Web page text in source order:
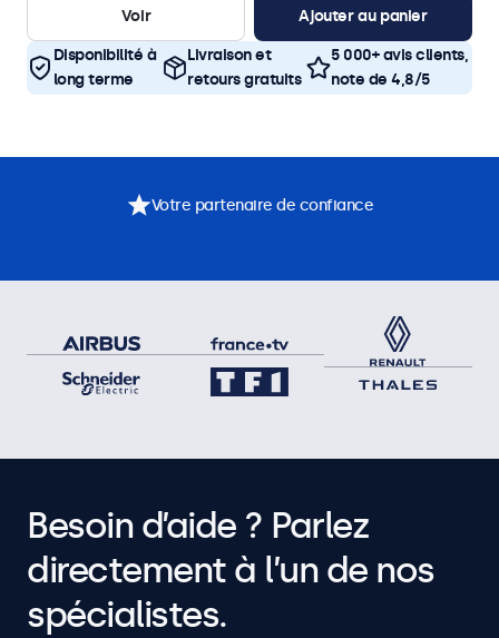
Voir
Ajouter au panier
Disponibilité à
long terme
Livraison et
retours gratuits
5 000+ avis clients,
note de 4,8/5
Votre partenaire de confiance
Besoin d’aide ? Parlez
directement à l’un de nos
spécialistes.